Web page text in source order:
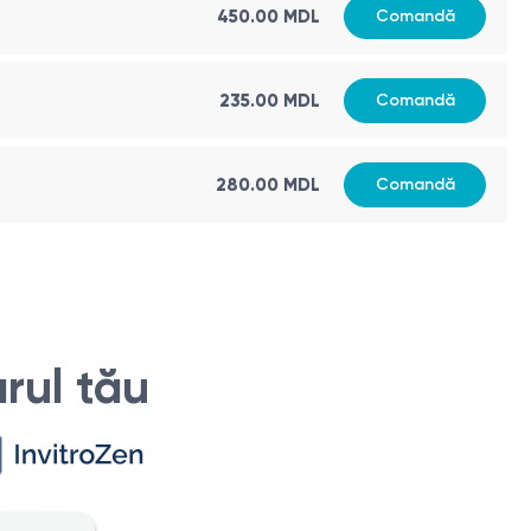
450.00 MDL Comandă
235.00 MDL Comandă
280.00 MDL Comandă
tău